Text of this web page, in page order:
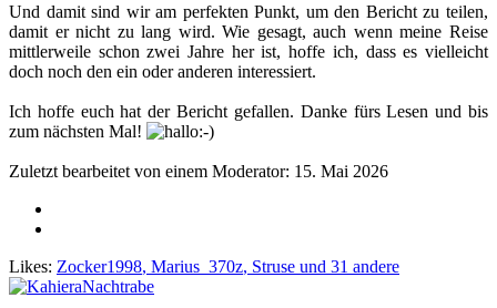
Und damit sind wir am perfekten Punkt, um den Bericht zu teilen,
damit er nicht zu lang wird. Wie gesagt, auch wenn meine Reise
mittlerweile schon zwei Jahre her ist, hoffe ich, dass es vielleicht
doch noch den ein oder anderen interessiert.
Ich hoffe euch hat der Bericht gefallen. Danke fürs Lesen und bis
zum nächsten Mal!
Zuletzt bearbeitet von einem Moderator: 15. Mai 2026
Likes: Zocker1998, Marius_370z, Struse und 31 andere